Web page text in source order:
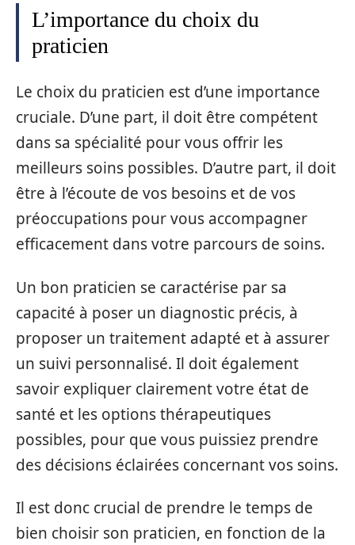
L’importance du choix du
praticien
Le choix du praticien est d’une importance
cruciale. D’une part, il doit être compétent
dans sa spécialité pour vous offrir les
meilleurs soins possibles. D’autre part, il doit
être à l’écoute de vos besoins et de vos
préoccupations pour vous accompagner
efficacement dans votre parcours de soins.
Un bon praticien se caractérise par sa
capacité à poser un diagnostic précis, à
proposer un traitement adapté et à assurer
un suivi personnalisé. Il doit également
savoir expliquer clairement votre état de
santé et les options thérapeutiques
possibles, pour que vous puissiez prendre
des décisions éclairées concernant vos soins.
Il est donc crucial de prendre le temps de
bien choisir son praticien, en fonction de la